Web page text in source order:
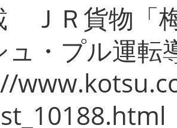
ＪＲ貨物「
ュ・プル運転